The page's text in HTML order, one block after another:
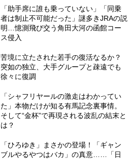
「助手席に誰も乗っていない」「同乗
者は制止不可能だった」謎多きJRAの説
明…憶測飛び交う角田大河の函館コー
ス侵入
苦境に立たされた若手の復活なるか？
突如の独立、大手グループと疎遠でも
徐々に復調
「シャフリヤールの激走はわかってい
た」本物だけが知る有馬記念裏事情。
そして“金杯”で再現される波乱の結末と
は？
「ひろゆき」まさかの登場！「ギャン
ブルやるやつはバカ」の真意……「日